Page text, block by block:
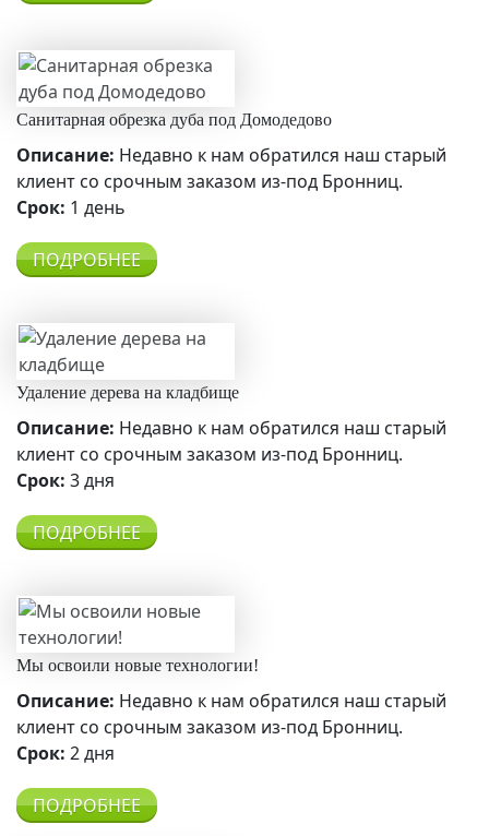
Санитарная обрезка дуба под Домодедово
Описание: Недавно к нам обратился наш старый
клиент со срочным заказом из-под Бронниц.
Срок: 1 день
ПОДРОБНЕЕ
Удаление дерева на кладбище
Описание: Недавно к нам обратился наш старый
клиент со срочным заказом из-под Бронниц.
Срок: 3 дня
ПОДРОБНЕЕ
Мы освоили новые технологии!
Описание: Недавно к нам обратился наш старый
клиент со срочным заказом из-под Бронниц.
Срок: 2 дня
ПОДРОБНЕЕ